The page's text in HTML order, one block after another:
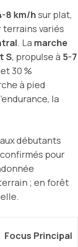
8 km/h sur plat,
terrains variés
. La marche
S, propulse à 5-7
30 %
à pied
la
débutants
pour
; en forêt
Focus Principal